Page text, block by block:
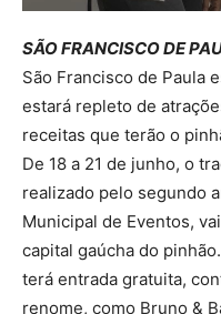
SÃO FRANCISCO DE
São Francisco de Paula
estará repleto de
receitas que terão o
De 18 a 21 de junho, o
realizado pelo segundo
Municipal de Eventos,
capital gaúcha do
terá entrada gratuita,
renome, como Bruno &